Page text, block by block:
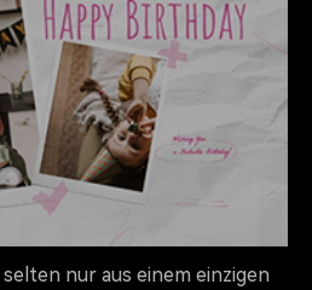
nur aus einem einzigen